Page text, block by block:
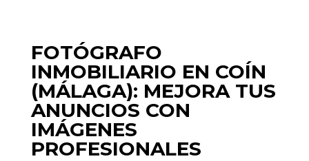
FOTÓGRAFO
INMOBILIARIO EN COÍN
(MÁLAGA): MEJORA TUS
ANUNCIOS CON
IMÁGENES
PROFESIONALES